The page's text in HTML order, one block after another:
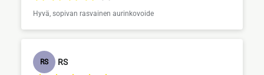
Hyvä, sopivan rasvainen aurinkovoide
RS RS